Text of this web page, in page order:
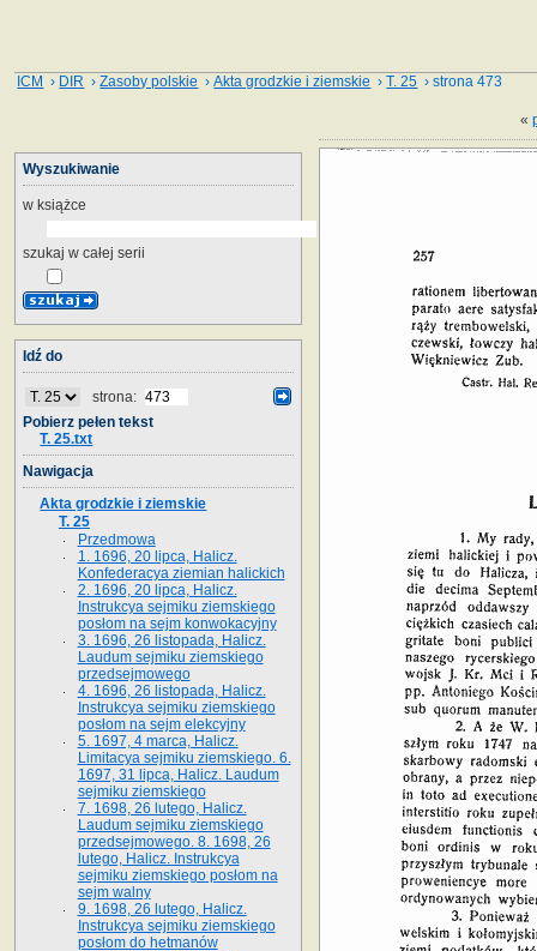
ICM › DIR ›Zasoby polskie ›Akta grodzkie i ziemskie ›T. 25 › strona 473
«
Wyszukiwanie
w książce
szukaj w całej serii
Idź do
strona:
Pobierz pełen tekst
T. 25.txt
Nawigacja
Akta grodzkie i ziemskie
T. 25
Przedmowa
1. 1696, 20 lipca, Halicz.
Konfederacya ziemian halickich
2. 1696, 20 lipca, Halicz.
Instrukcya sejmiku ziemskiego
posłom na sejm konwokacyjny
3. 1696, 26 listopada, Halicz.
Laudum sejmiku ziemskiego
przedsejmowego
4. 1696, 26 listopada, Halicz.
Instrukcya sejmiku ziemskiego
posłom na sejm elekcyjny
5. 1697, 4 marca, Halicz.
Limitacya sejmiku ziemskiego. 6.
1697, 31 lipca, Halicz. Laudum
sejmiku ziemskiego
7. 1698, 26 lutego, Halicz.
Laudum sejmiku ziemskiego
przedsejmowego. 8. 1698, 26
lutego, Halicz. Instrukcya
sejmiku ziemskiego posłom na
sejm walny
9. 1698, 26 lutego, Halicz.
Instrukcya sejmiku ziemskiego
posłom do hetmanów